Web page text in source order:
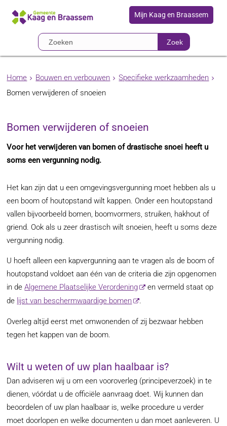
Mijn Kaag en Braassem
Zoek
Home Bouwen en verbouwen
Specifieke werkzaamheden
Bomen verwijderen of snoeien
Bomen verwijderen of snoeien
Voor het verwijderen van bomen of drastische snoei heeft u
soms een vergunning nodig.
Het kan zijn dat u een omgevingsvergunning moet hebben als u
een boom of houtopstand wilt kappen. Onder een houtopstand
vallen bijvoorbeeld bomen, boomvormers, struiken, hakhout of
griend. Ook als u zeer drastisch wilt snoeien, heeft u soms deze
vergunning nodig.
U hoeft alleen een kapvergunning aan te vragen als de boom of
houtopstand voldoet aan één van de criteria die zijn opgenomen
in deAlgemene Plaatselijke Verordening
en vermeld staat op
de lijst van beschermwaardige bomen .
Overleg altijd eerst met omwonenden of zij bezwaar hebben
tegen het kappen van de boom.
Wilt u weten of uw plan haalbaar is?
Dan adviseren wij u om een vooroverleg (principeverzoek) in te
dienen, vóórdat u de officiële aanvraag doet. Wij kunnen dan
beoordelen of uw plan haalbaar is, welke procedure u verder
moet doorlopen en welke documenten u dan moet aanleveren. U